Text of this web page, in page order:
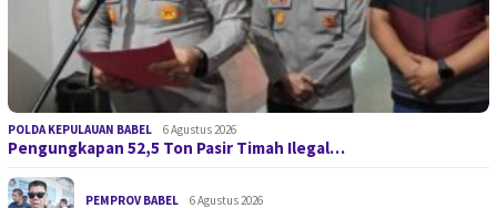
POLDA KEPULAUAN BABEL 6 Agustus 2026
Pengungkapan 52,5 Ton Pasir Timah Ilegal…
PEMPROV BABEL 6 Agustus 2026